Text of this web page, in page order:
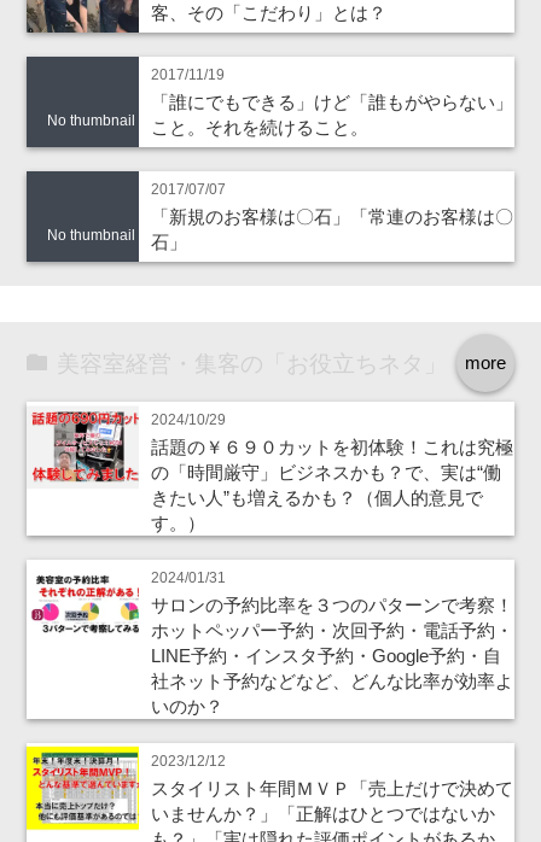
客、その「こだわり」とは？
No thumbnail
2017/11/19
「誰にでもできる」けど「誰もがやらない」
こと。それを続けること。
No thumbnail
2017/07/07
「新規のお客様は〇石」「常連のお客様は〇
石」
more
美容室経営・集客の「お役立ちネタ」
2024/10/29
話題の￥６９０カットを初体験！これは究極
の「時間厳守」ビジネスかも？で、実は“働
きたい人”も増えるかも？（個人的意見で
す。）
2024/01/31
サロンの予約比率を３つのパターンで考察！
ホットペッパー予約・次回予約・電話予約・
LINE予約・インスタ予約・Google予約・自
社ネット予約などなど、どんな比率が効率よ
いのか？
2023/12/12
スタイリスト年間ＭＶＰ「売上だけで決めて
いませんか？」「正解はひとつではないか